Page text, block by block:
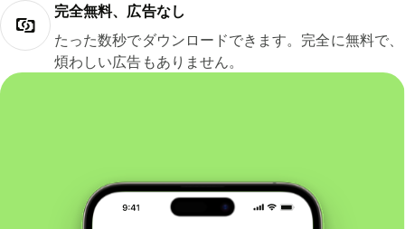
完全無料、広告なし
たった数秒でダウンロードできます。完全に無料で、
煩わしい広告もありません。